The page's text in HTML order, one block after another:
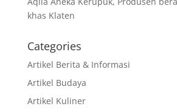
khas Klaten
Categories
Artikel Berita & Informasi
Artikel Budaya
Artikel Kuliner